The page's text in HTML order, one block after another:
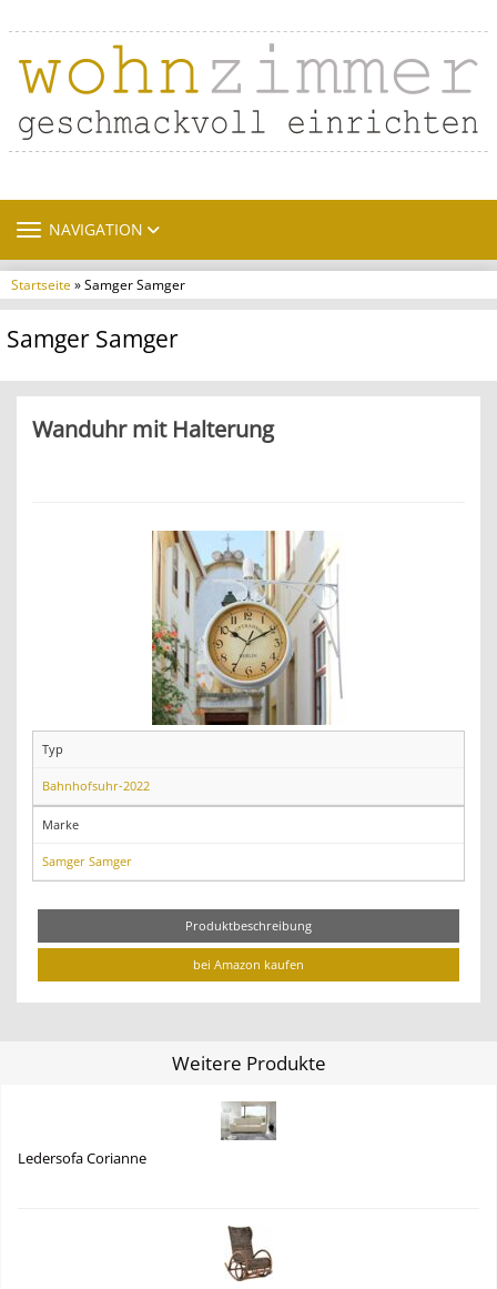
TOGGLE NAVIGATION
NAVIGATION
Startseite» Samger Samger
Samger Samger
Wanduhr mit Halterung
Typ
Bahnhofsuhr-2022
Marke
Samger Samger
Produktbeschreibung
bei Amazon kaufen
Weitere Produkte
Ledersofa Corianne